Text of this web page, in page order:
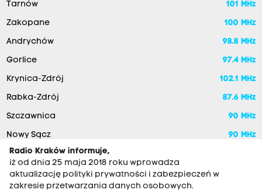
Tarnów 101 MHz
Zakopane 100 MHz
Andrychów 98.8 MHz
Gorlice 97.4 MHz
Krynica-Zdrój 102.1 MHz
Rabka-Zdrój 87.6 MHz
Szczawnica 90 MHz
Nowy Sącz
90 MHz
Radio Kraków informuje,
iż od dnia 25 maja 2018 roku wprowadza
aktualizację polityki prywatności i zabezpieczeń w
zakresie przetwarzania danych osobowych.